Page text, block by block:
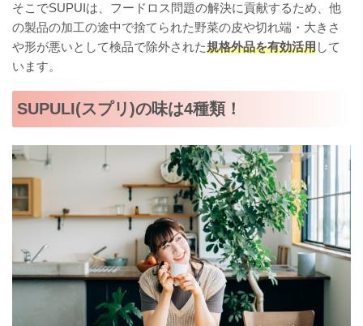
そこでSUPUIは、フードロス問題の解決に貢献するため、他
の製品の加工の途中で捨てられた野菜の皮や切れ端・大きさ
や形が悪いとして検品で除外された規格外品を有効活用して
います。
SUPULI(スプリ)の味は4種類！